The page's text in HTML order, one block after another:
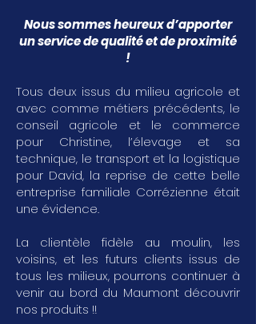
Nous sommes heureux d’apporter
un service de qualité et de proximité
!
Tous deux issus du milieu agricole et
avec comme métiers précédents, le
conseil agricole et le commerce
pour Christine, l’élevage et sa
technique, le transport et la logistique
pour David, la reprise de cette belle
entreprise familiale Corrézienne était
une évidence.
La clientèle fidèle au moulin, les
voisins, et les futurs clients issus de
tous les milieux, pourrons continuer à
venir au bord du Maumont découvrir
nos produits !!